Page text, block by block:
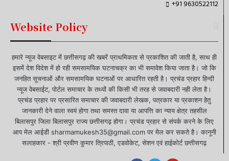
+91 9630522112
Website Policy
हमारे न्यूज वेबसाइट में छत्तीसगढ़ की खबरें प्राथमिकता से प्रकाशित की जाती है, साथ ही
इसमें देश विदेश में हो रही समसामयिक घटनाचक्र का भी समावेश किया जाता है। जो कि
जनहित सूचनाओं और समसामयिक घटनाओं पर आधारित रहती है। प्रचंड प्रहार हिन्दी
न्यूज वेबसाईट, पोर्टल समाचार के तथ्यों की किसी भी तरह से जवाबदारी नही लेता है।
प्रचंड प्रहार पर प्रसारित समाचार की जवाबदारी लेखक, पत्रकार या प्रकाशन हेतु
जानकारी देने वाला स्वयं होगा तथा समस्त दावा या आपत्ति का न्याय क्षेत्र तहसील
बिलासपुर जिला बिलासपुर राज्य छत्तीसगढ़ होगा। प्रचंड प्रहार से संपर्क करने के लिए
आप मेल आईडी sharmamukesh35@gmail.com पर मेल कर सकते है। कानूनी
सलाहकार - श्री प्रवीण कुमार त्रिपाठी, एडवोकेट, सेशन एवं हाईकोर्ट छत्तीसगढ़